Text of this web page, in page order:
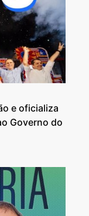
e oficializa
Governo do